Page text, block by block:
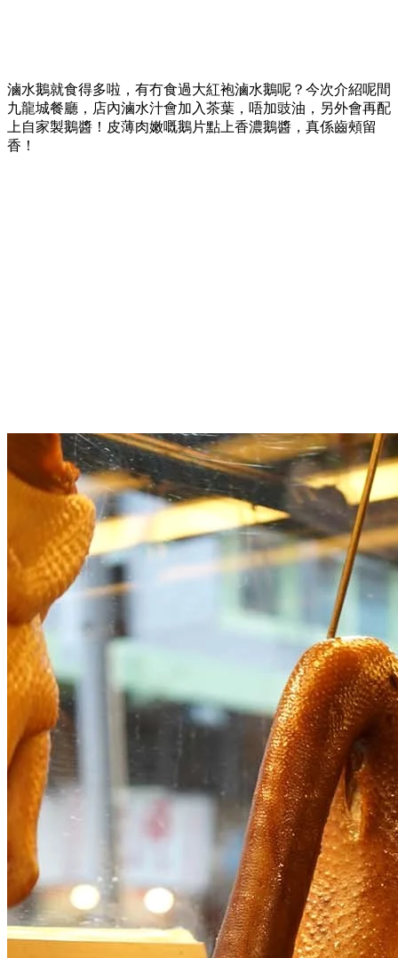
滷水鵝就食得多啦，有冇食過大紅袍滷水鵝呢？今次介紹呢間
九龍城餐廳，店內滷水汁會加入茶葉，唔加豉油，另外會再配
上自家製鵝醬！皮薄肉嫩嘅鵝片點上香濃鵝醬，真係齒頰留
香！